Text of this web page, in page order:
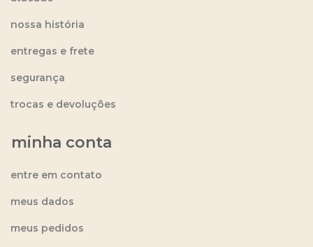
nossa história
entregas e frete
segurança
trocas e devoluções
minha conta
entre em contato
meus dados
meus pedidos